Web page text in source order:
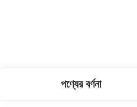
পণ্যের বর্ণনা